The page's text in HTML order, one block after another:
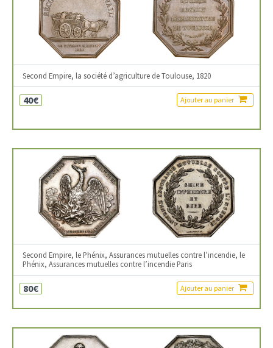
Second Empire, la société d’agriculture de Toulouse, 1820
40€ Ajouter au panier
Second Empire, le Phénix, Assurances mutuelles contre l’incendie, le
Phénix, Assurances mutuelles contre l’incendie Paris
80€ Ajouter au panier